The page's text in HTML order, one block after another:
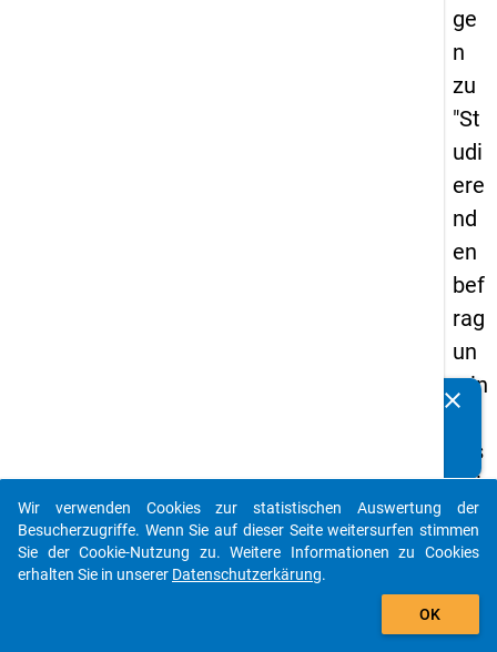
ge
n
zu
"St
udi
ere
nd
en
bef
rag
un
g in
uts
chl
an
d
clear
auto_stories
add_shopping_cart
Wir verwenden Cookies zur statistischen Auswertung der
Besucherzugriffe. Wenn Sie auf dieser Seite weitersurfen stimmen
Sie der Cookie-Nutzung zu. Weitere Informationen zu Cookies
erhalten Sie in unserer Datenschutzerkärung.
OK